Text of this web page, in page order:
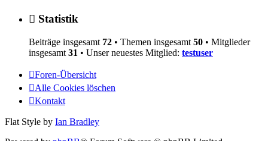
Statistik
Beiträge insgesamt 72 • Themen insgesamt 50 • Mitglieder
insgesamt 31 • Unser neuestes Mitglied: testuser
Foren-Übersicht
Alle Cookies löschen
Kontakt
Flat Style by Ian Bradley